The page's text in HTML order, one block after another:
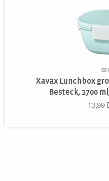
Xavax Lunchbox
Besteck, 1700
13,99